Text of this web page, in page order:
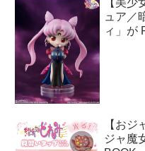
ュア／
ィ」が
【お
ジャ魔